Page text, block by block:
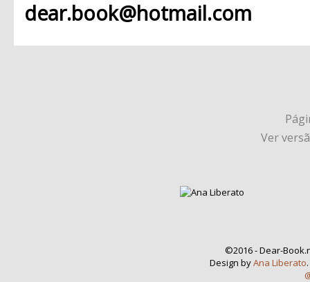
dear.book@hotmail.com
Ver
©2016 - Dear-
Design byAna Liberato